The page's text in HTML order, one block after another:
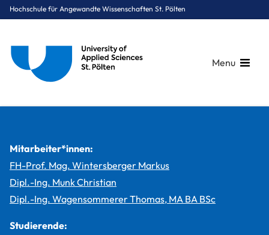
Hochschule für Angewandte Wissenschaften St. Pölten
Menu
Mitarbeiter*innen:
FH-Prof. Mag. Wintersberger Markus
Dipl.-Ing. Munk Christian
Dipl.-Ing. Wagensommerer Thomas, MA BA BSc
Studierende: